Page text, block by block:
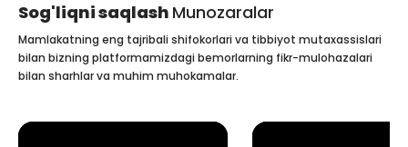
Sog'liqni saqlash Munozaralar
Mamlakatning eng tajribali shifokorlari va tibbiyot mutaxassislari
bilan bizning platformamizdagi bemorlarning fikr-mulohazalari
bilan sharhlar va muhim muhokamalar.